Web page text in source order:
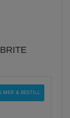
MER & BESTILL